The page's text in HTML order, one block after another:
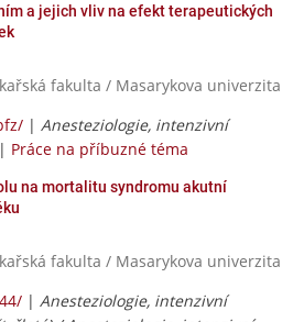
a jejich vliv na efekt terapeutických
fakulta / Masarykova univerzita
| Anesteziologie, intenzivní
| Práce na příbuzné téma
na mortalitu syndromu akutní
fakulta / Masarykova univerzita
| Anesteziologie, intenzivní